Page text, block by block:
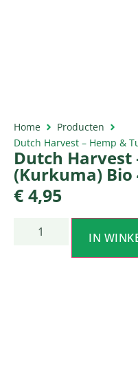
Home
Producten
Dutch Harvest – Hemp &
Dutch Harvest
(Kurkuma) Bio
€ 4,95
IN